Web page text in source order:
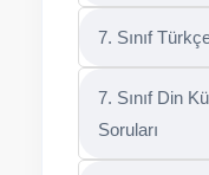
7. Sınıf
7. Sınıf Din
Soruları